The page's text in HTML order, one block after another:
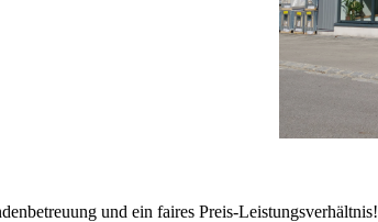
und ein faires Preis-Leistungsverhältnis!